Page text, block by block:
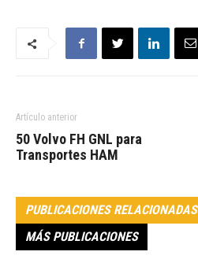
Artículo anterior
50 Volvo FH GNL para
Transportes HAM
PUBLICACIONES RELACIONADAS
MÁS PUBLICACIONES